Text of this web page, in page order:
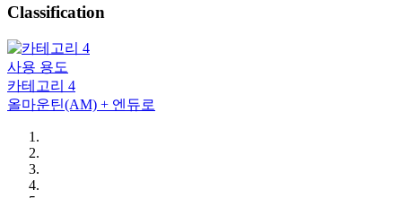
Classification
사용 용도
카테고리 4
올마운틴(AM) + 엔듀로